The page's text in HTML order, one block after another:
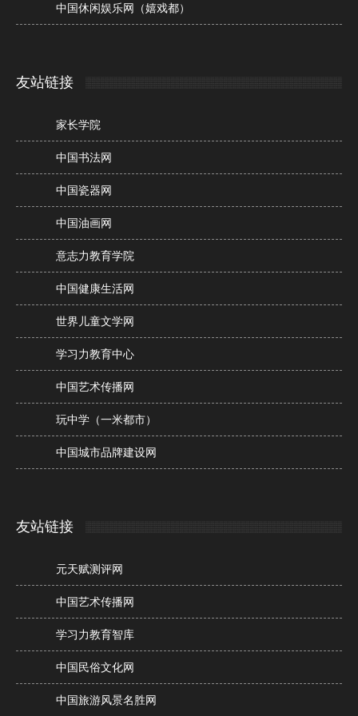
中国休闲娱乐网（嬉戏都）
友站链接
家长学院
中国书法网
中国瓷器网
中国油画网
意志力教育学院
中国健康生活网
世界儿童文学网
学习力教育中心
中国艺术传播网
玩中学（一米都市）
中国城市品牌建设网
友站链接
元天赋测评网
中国艺术传播网
学习力教育智库
中国民俗文化网
中国旅游风景名胜网